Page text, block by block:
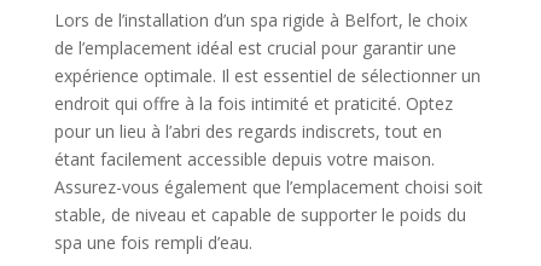
Lors de l’installation d’un spa rigide à Belfort, le choix
de l’emplacement idéal est crucial pour garantir une
expérience optimale. Il est essentiel de sélectionner un
endroit qui offre à la fois intimité et praticité. Optez
pour un lieu à l’abri des regards indiscrets, tout en
étant facilement accessible depuis votre maison.
Assurez-vous également que l’emplacement choisi soit
stable, de niveau et capable de supporter le poids du
spa une fois rempli d’eau.